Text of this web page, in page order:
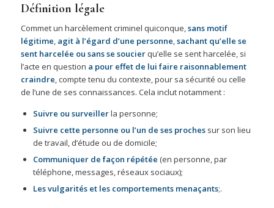
Définition légale
Commet un harcèlement criminel quiconque,sans motif
légitime, agit à l’égard d’une personne,sachant qu’elle se
sent harcelée ou sans se soucierqu’elle se sent harcelée, si
l’acte en question a pour effet de lui faire raisonnablement
craindre, compte tenu du contexte, pour sa sécurité ou celle
de l’une de ses connaissances. Cela inclut notamment :
Suivre ou surveillerla personne;
Suivre cette personne ou l’un de ses prochessur son lieu
de travail, d’étude ou de domicile;
Communiquer de façon répétée (en personne, par
téléphone, messages, réseaux sociaux);
Les vulgarités et les comportements menaçants;.